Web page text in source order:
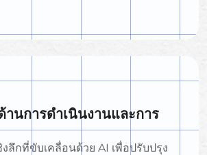
านการดำเนินงานและการ
ลึกที่ขับเคลื่อนด้วย AI เพื่อปรับปรุง